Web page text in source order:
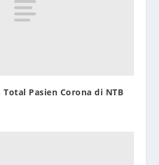
Total Pasien Corona di NTB